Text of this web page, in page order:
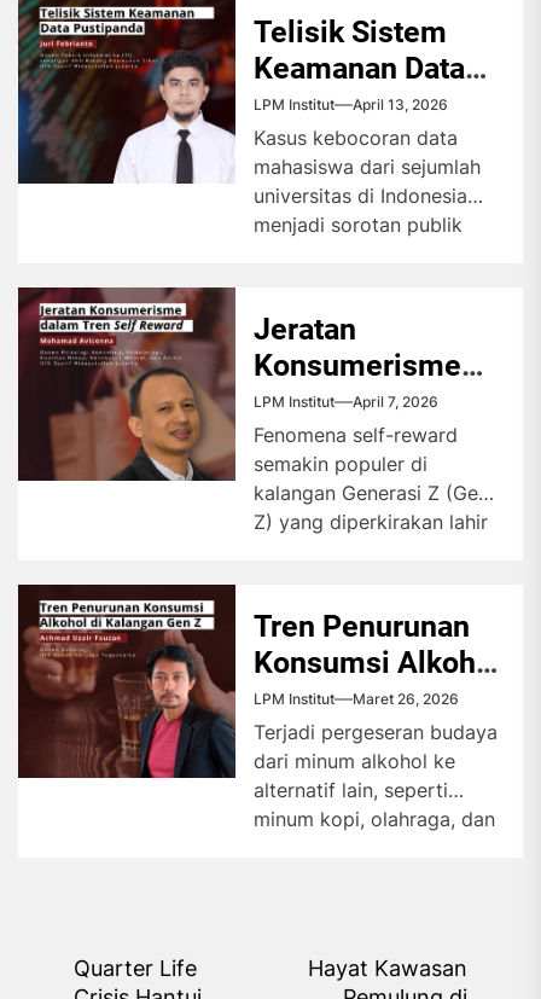
berbagi cerita dengan
orang...
Telisik Sistem
Keamanan Data
Pustipanda
LPM Institut April 13, 2026
Kasus kebocoran data
mahasiswa dari sejumlah
universitas di Indonesia
menjadi sorotan publik
Jeratan
Konsumerisme
dalam Tren Self-
Reward
LPM Institut April 7, 2026
Fenomena self-reward
semakin populer di
kalangan Generasi Z (Gen
Z) yang diperkirakan lahir
istilah...
Tren Penurunan
Konsumsi Alkohol
di Kalangan Gen Z
LPM Institut Maret 26, 2026
Terjadi pergeseran budaya
dari minum alkohol ke
alternatif lain, seperti
minum kopi, olahraga, dan
Navigasi
Quarter Life
Hayat Kawasan